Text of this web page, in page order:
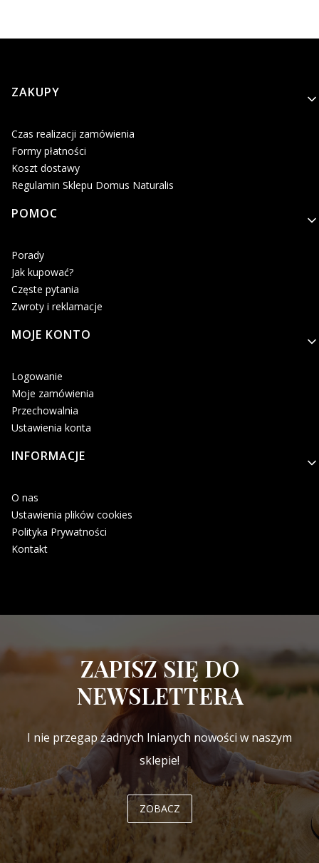
Linki w stopce
ZAKUPY
Czas realizacji zamówienia
Formy płatności
Koszt dostawy
Regulamin Sklepu Domus Naturalis
POMOC
Porady
Jak kupować?
Częste pytania
Zwroty i reklamacje
MOJE KONTO
Logowanie
Moje zamówienia
Przechowalnia
Ustawienia konta
INFORMACJE
O nas
Ustawienia plików cookies
Polityka Prywatności
Kontakt
ZAPISZ SIĘ DO
NEWSLETTERA
I nie przegap żadnych lnianych nowości w naszym
sklepie!
ZOBACZ